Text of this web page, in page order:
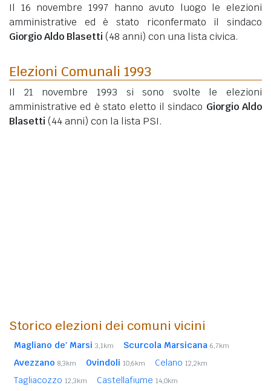
Il 16 novembre 1997 hanno avuto luogo le elezioni
amministrative ed è stato riconfermato il sindaco
Giorgio Aldo Blasetti (48 anni) con una lista civica.
Elezioni Comunali 1993
Il 21 novembre 1993 si sono svolte le elezioni
amministrative ed è stato eletto il sindaco Giorgio Aldo
Blasetti (44 anni) con la lista PSI.
Storico elezioni dei comuni vicini
Magliano de' Marsi 3,1km Scurcola Marsicana 6,7km
Avezzano 8,3km Ovindoli 10,6km Celano 12,2km
Tagliacozzo 12,3km Castellafiume 14,0km